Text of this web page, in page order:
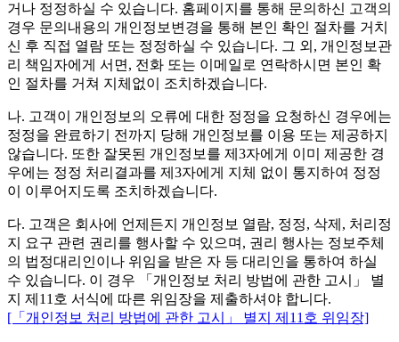
거나 정정하실 수 있습니다. 홈페이지를 통해 문의하신 고객의
경우 문의내용의 개인정보변경을 통해 본인 확인 절차를 거치
신 후 직접 열람 또는 정정하실 수 있습니다. 그 외, 개인정보관
리 책임자에게 서면, 전화 또는 이메일로 연락하시면 본인 확
인 절차를 거쳐 지체없이 조치하겠습니다.
나. 고객이 개인정보의 오류에 대한 정정을 요청하신 경우에는
정정을 완료하기 전까지 당해 개인정보를 이용 또는 제공하지
않습니다. 또한 잘못된 개인정보를 제3자에게 이미 제공한 경
우에는 정정 처리결과를 제3자에게 지체 없이 통지하여 정정
이 이루어지도록 조치하겠습니다.
다. 고객은 회사에 언제든지 개인정보 열람, 정정, 삭제, 처리정
지 요구 관련 권리를 행사할 수 있으며, 권리 행사는 정보주체
의 법정대리인이나 위임을 받은 자 등 대리인을 통하여 하실
수 있습니다. 이 경우 「개인정보 처리 방법에 관한 고시」 별
지 제11호 서식에 따른 위임장을 제출하셔야 합니다.
[「개인정보 처리 방법에 관한 고시」 별지 제11호 위임장]